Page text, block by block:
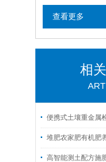
查看更多
相
堆肥农家肥有机肥